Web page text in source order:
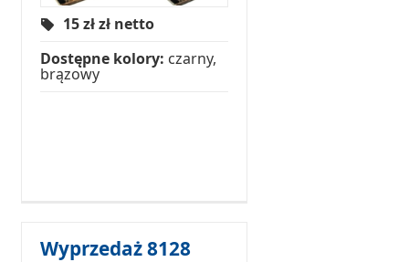
15 złzł netto
Dostępne kolory: czarny,
brązowy
Wyprzedaż 8128